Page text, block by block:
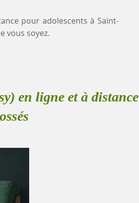
pour adolescents à Saint-
vous soyez.
en ligne et à distance